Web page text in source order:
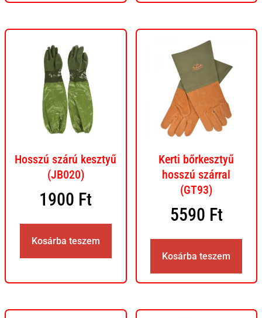
Hosszú szárú kesztyű
(JB020)
1900 Ft
Kosárba teszem
Kerti bőrkesztyű
hosszú szárral
(GT93)
5590 Ft
Kosárba teszem